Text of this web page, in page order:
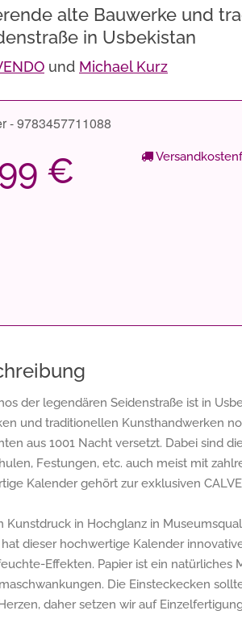
alte Bauwerke und
in Usbekistan
und Michael Kurz
- 9783457711088
€
der legendären Seidenstraße ist in
und traditionellen Kunsthandwerken
aus 1001 Nacht versetzt. Dabei sind
Festungen, etc. auch meist mit
Kalender gehört zur exklusiven
Kunstdruck in Hochglanz in
dieser hochwertige Kalender
Effekten. Papier ist ein natürliches
Die Einsteckecken
daher setzen wir auf